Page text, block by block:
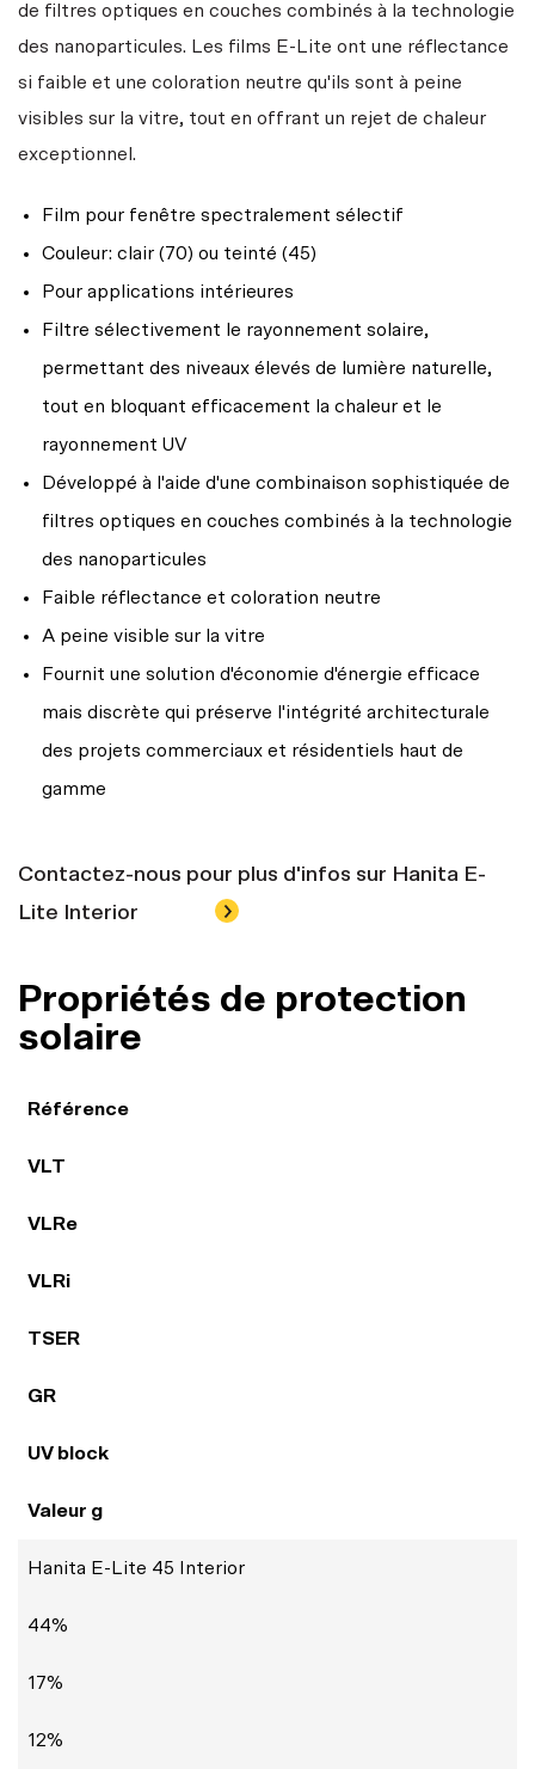
de filtres optiques en couches combinés à la technologie
des nanoparticules. Les films E-Lite ont une réflectance
si faible et une coloration neutre qu'ils sont à peine
visibles sur la vitre, tout en offrant un rejet de chaleur
exceptionnel.
Film pour fenêtre spectralement sélectif
Couleur: clair (70) ou teinté (45)
Pour applications intérieures
Filtre sélectivement le rayonnement solaire,
permettant des niveaux élevés de lumière naturelle,
tout en bloquant efficacement la chaleur et le
rayonnement UV
Développé à l'aide d'une combinaison sophistiquée de
filtres optiques en couches combinés à la technologie
des nanoparticules
Faible réflectance et coloration neutre
A peine visible sur la vitre
Fournit une solution d'économie d'énergie efficace
mais discrète qui préserve l'intégrité architecturale
des projets commerciaux et résidentiels haut de
gamme
Contactez-nous pour plus d'infos sur Hanita E-
Lite Interior
Propriétés de protection
solaire
Référence
VLT
VLRe
VLRi
TSER
GR
UV block
Valeur g
Hanita E-Lite 45 Interior
44%
17%
12%